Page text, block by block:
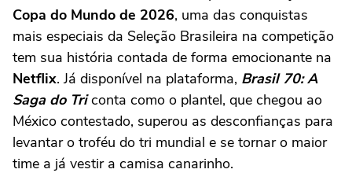
Copa do Mundo de 2026, uma das conquistas
mais especiais da Seleção Brasileira na competição
tem sua história contada de forma emocionante na
Netflix. Já disponível na plataforma, Brasil 70: A
Saga do Triconta como o plantel, que chegou ao
México contestado, superou as desconfianças para
levantar o troféu do tri mundial e se tornar o maior
time a já vestir a camisa canarinho.